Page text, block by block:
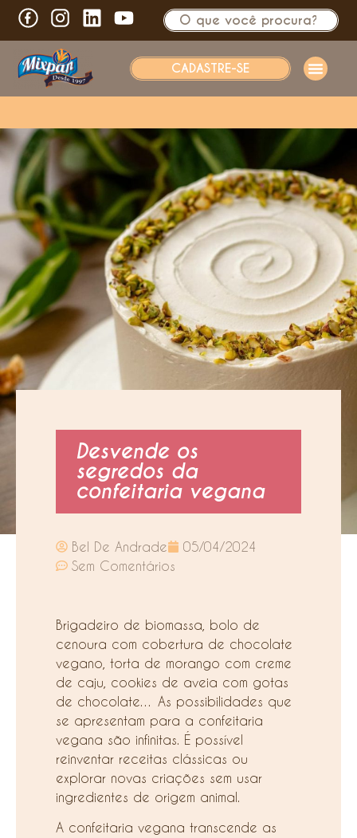
CADASTRE-SE
Desvende os
segredos da
confeitaria vegana
Bel De Andrade
05/04/2024
Sem Comentários
Brigadeiro de biomassa, bolo de
cenoura com cobertura de chocolate
vegano, torta de morango com creme
de caju, cookies de aveia com gotas
de chocolate… As possibilidades que
se apresentam para a confeitaria
vegana são infinitas. É possível
reinventar receitas clássicas ou
explorar novas criações sem usar
ingredientes de origem animal.
A confeitaria vegana transcende as